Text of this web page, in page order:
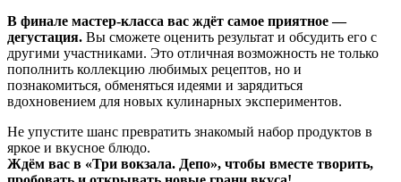
В финале мастер‑класса вас ждёт самое приятное —
дегустация. Вы сможете оценить результат и обсудить его с
другими участниками. Это отличная возможность не только
пополнить коллекцию любимых рецептов, но и
познакомиться, обменяться идеями и зарядиться
вдохновением для новых кулинарных экспериментов.
Не упустите шанс превратить знакомый набор продуктов в
яркое и вкусное блюдо.
Ждём вас в «Три вокзала. Депо», чтобы вместе творить,